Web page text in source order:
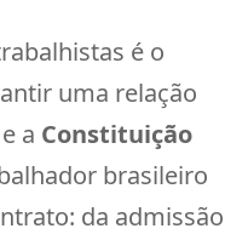
é o
uma relação
e a Constituição
brasileiro
da admissão